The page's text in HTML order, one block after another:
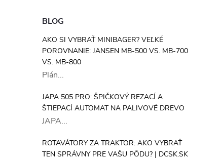
BLOG
AKO SI VYBRAŤ MINIBAGER? VEĽKÉ
POROVNANIE: JANSEN MB-500 VS. MB-700
VS. MB-800
Plán...
JAPA 505 PRO: ŠPIČKOVÝ REZACÍ A
ŠTIEPACÍ AUTOMAT NA PALIVOVÉ DREVO
JAPA...
ROTAVÁTORY ZA TRAKTOR: AKO VYBRAŤ
TEN SPRÁVNY PRE VAŠU PÔDU? | DCSK.SK